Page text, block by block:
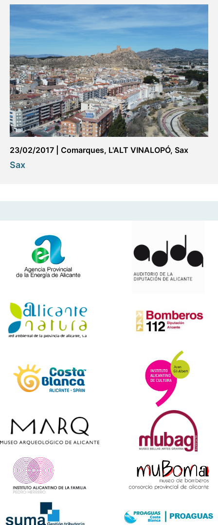
23/02/2017 Comarques, L'ALT VINALOPÓ, Sax
Sax